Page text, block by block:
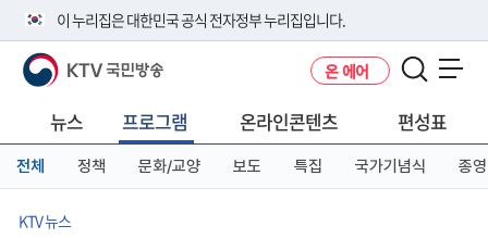
이 누리집은 대한민국 공식 전자정부 누리집입니다.
공식 누리집 주소 확인하기
니다.
이밖에 or.kr 또는 .kr등 다른 도메인 주소를 사용하고 있다면 아래 URL에
서 도메인 주소를 확인해 보세요
KTV 국민방송 온 에어
뉴스 프로그램 온라인콘텐츠 편성표
전체 정책 문화/교양 보도 특집 국가기념식 종영
KTV 뉴스